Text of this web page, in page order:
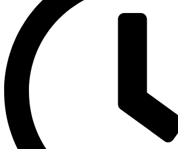
product
page